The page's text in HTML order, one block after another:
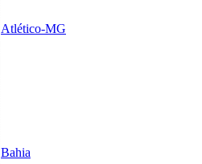
Atlético-MG
Bahia